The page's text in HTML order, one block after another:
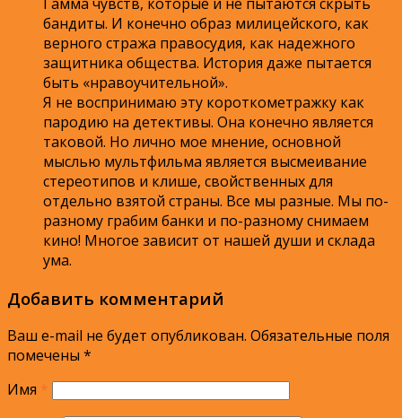
бандиты. И конечно образ милицейского, как
верного стража правосудия, как надежного
защитника общества. История даже пытается
быть «нравоучительной».
Я не воспринимаю эту короткометражку как
пародию на детективы. Она конечно является
таковой. Но лично мое мнение, основной
мыслью мультфильма является высмеивание
стереотипов и клише, свойственных для
отдельно взятой страны. Все мы разные. Мы по-
разному грабим банки и по-разному снимаем
кино! Многое зависит от нашей души и склада
ума.
Добавить комментарий
Ваш e-mail не будет опубликован. Обязательные поля
помечены *
Имя *